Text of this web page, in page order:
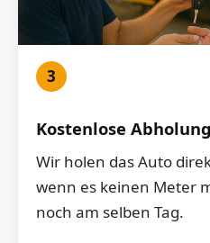
3
Kostenlose Abholung
Wir holen das Auto
wenn es keinen Meter
noch am selben Tag.